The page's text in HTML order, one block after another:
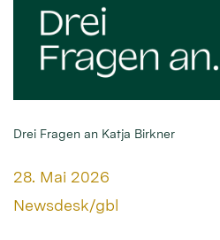
Drei Fragen an Katja Birkner
Datum:
28. Mai 2026
Von:
Newsdesk/gbl